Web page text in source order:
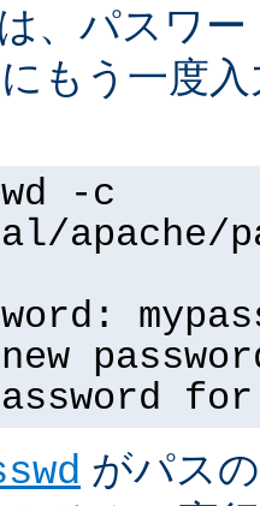
は、パスワ
もう一度
-c
apache/
がパス